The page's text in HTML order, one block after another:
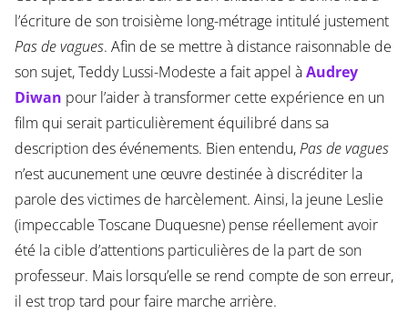
l’écriture de son troisième long-métrage intitulé justement
Pas de vagues. Afin de se mettre à distance raisonnable de
son sujet, Teddy Lussi-Modeste a fait appel àAudrey
Diwan pour l’aider à transformer cette expérience en un
film qui serait particulièrement équilibré dans sa
description des événements. Bien entendu,Pas de vagues
n’est aucunement une œuvre destinée à discréditer la
parole des victimes de harcèlement. Ainsi, la jeune Leslie
(impeccable Toscane Duquesne) pense réellement avoir
été la cible d’attentions particulières de la part de son
professeur. Mais lorsqu’elle se rend compte de son erreur,
il est trop tard pour faire marche arrière.